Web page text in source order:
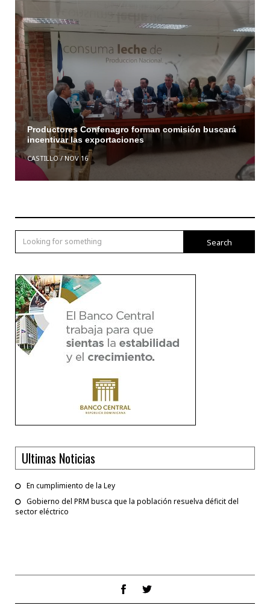
Productores Confenagro forman comisión buscará
incentivar las exportaciones
CASTILLO/NOV 16
Search
Ultimas Noticias
En cumplimiento de la Ley
Gobierno del PRM busca que la población resuelva déficit del
sector eléctrico